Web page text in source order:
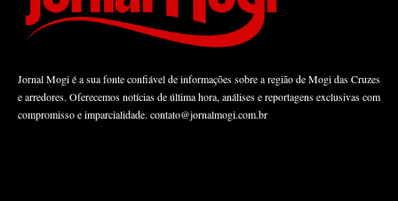
Jornal Mogi é a sua fonte confiável de informações sobre a região de Mogi das Cruzes
e arredores. Oferecemos notícias de última hora, análises e reportagens exclusivas com
compromisso e imparcialidade. contato@jornalmogi.com.br